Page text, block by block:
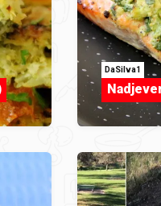
DaSilva1